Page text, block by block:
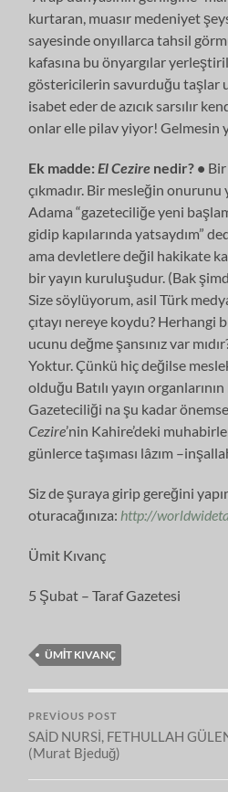
kurtaran, muasır medeniyet
sayesinde onyıllarca tahsil
kafasına bu önyargılar
göstericilerin savurduğu taşlar
isabet eder de azıcık sarsılır
onlar elle pilav yiyor! Gelmesin
Ek madde: El Cezire nedir? •
çıkmadır. Bir mesleğin onurunu
Adama “gazeteciliğe yeni
gidip kapılarında yatsaydım”
ama devletlere değil hakikate
bir yayın kuruluşudur. (Bak
Size söylüyorum, asil Türk
çıtayı nereye koydu? Herhangi
ucunu değme şansınız var
Yoktur. Çünkü hiç değilse
olduğu Batılı yayın
Gazeteciliği na şu kadar
Cezire’nin Kahire’deki
günlerce taşıması lâzım
Siz de şuraya girip gereğini
oturacağınıza: http://
Ümit Kıvanç
5 Şubat – Taraf Gazetesi
ÜMIT KIVANÇ
PREVIOUS POST
SAİD NURSİ, FETHULLAH
(Murat Bjeduğ)